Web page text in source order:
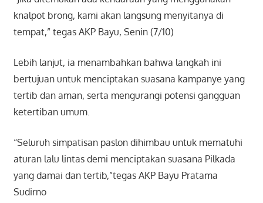
knalpot brong, kami akan langsung menyitanya di
tempat,” tegas AKP Bayu, Senin (7/10)
Lebih lanjut, ia menambahkan bahwa langkah ini
bertujuan untuk menciptakan suasana kampanye yang
tertib dan aman, serta mengurangi potensi gangguan
ketertiban umum.
“Seluruh simpatisan paslon dihimbau untuk mematuhi
aturan lalu lintas demi menciptakan suasana Pilkada
yang damai dan tertib,”tegas AKP Bayu Pratama
Sudirno